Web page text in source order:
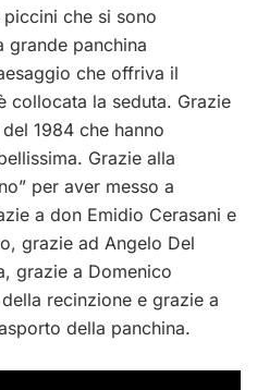
che si sono
grande panchina
che offriva il
collocata la seduta. Grazie
1984 che hanno
Grazie alla
per aver messo a
a don Emidio Cerasani e
grazie ad Angelo Del
grazie a Domenico
recinzione e grazie a
della panchina.